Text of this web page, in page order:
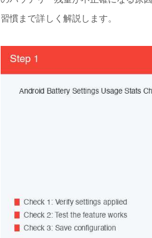
習慣まで詳しく解説します。